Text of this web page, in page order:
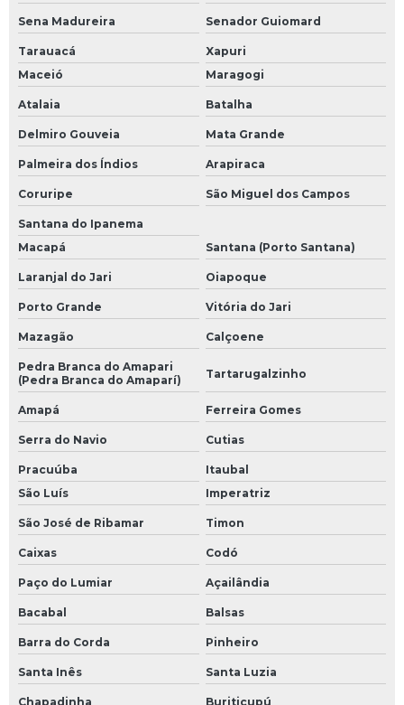
Sena Madureira Senador Guiomard
Tarauacá
Xapuri
Maceió
Maragogi
Atalaia Batalha
Delmiro Gouveia Mata Grande
Palmeira dos Índios Arapiraca
Coruripe São Miguel dos Campos
Santana do Ipanema
Macapá
Santana (Porto Santana)
Laranjal do Jari Oiapoque
Porto Grande Vitória do Jari
Mazagão Calçoene
Pedra Branca do Amapari
(Pedra Branca do Amaparí)
Tartarugalzinho
Amapá Ferreira Gomes
Serra do Navio Cutias
Pracuúba
Itaubal
São Luís
Imperatriz
São José de Ribamar Timon
Caixas Codó
Paço do Lumiar Açailândia
Bacabal Balsas
Barra do Corda Pinheiro
Santa Inês Santa Luzia
Chapadinha Buriticupú